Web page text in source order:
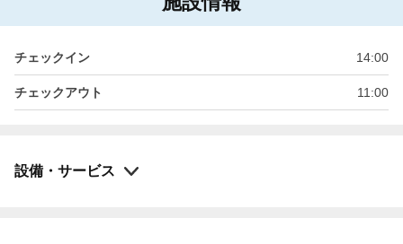
チェックイン 14:00
チェックアウト 11:00
設備・サービス